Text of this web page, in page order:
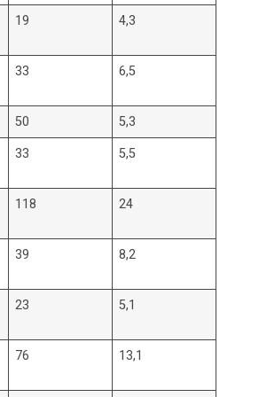
19 4,3
33 6,5
50 5,3
33 5,5
118 24
39 8,2
23 5,1
76 13,1